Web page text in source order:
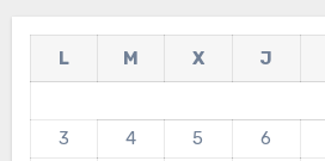
L M X J
3
4 5 6